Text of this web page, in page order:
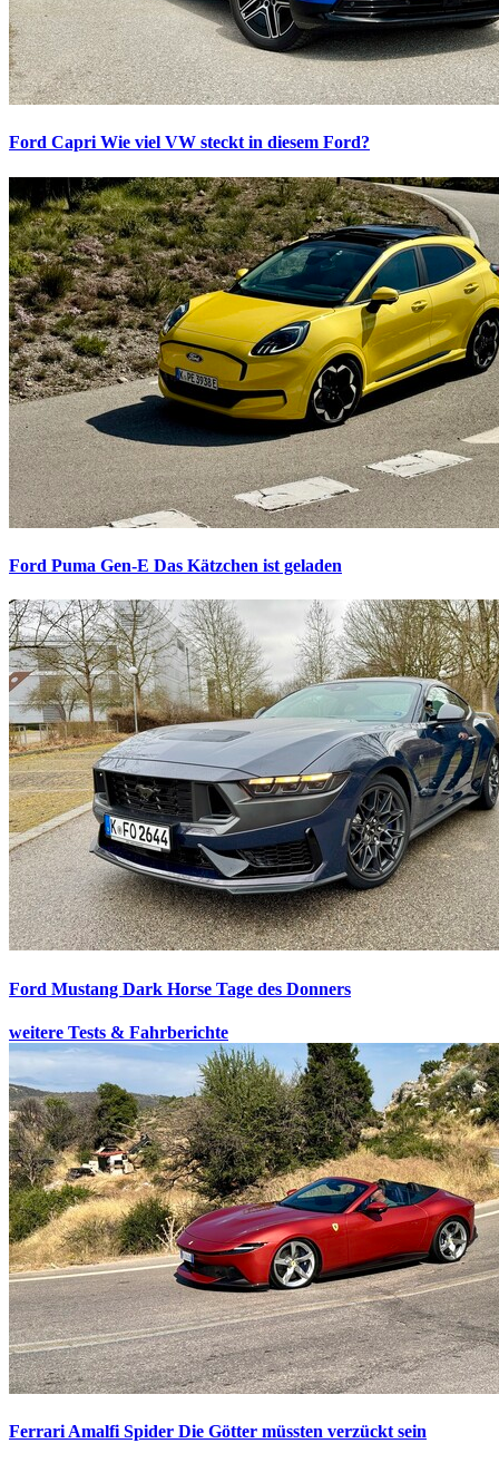
Ford Capri Wie viel VW steckt in diesem Ford?
Ford Puma Gen-E Das Kätzchen ist geladen
Ford Mustang Dark Horse Tage des Donners
weitere Tests & Fahrberichte
Ferrari Amalfi Spider Die Götter müssten verzückt sein